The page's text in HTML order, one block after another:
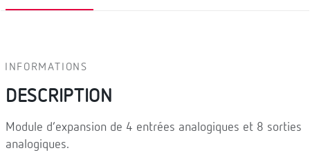
INFORMATIONS
DESCRIPTION
Module d’expansion de 4 entrées analogiques et 8 sorties
analogiques.